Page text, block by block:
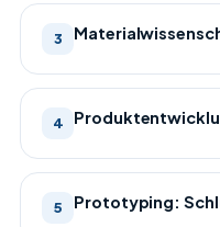
3
4
5 Prototyping: